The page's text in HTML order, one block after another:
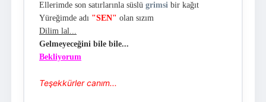
Ellerimde son satırlarınla süslü grimsi bir kağıt
Yüreğimde adı "SEN" olan sızım
Dilim lal...
Gelmeyeceğini bile bile...
Bekliyorum
Teşekkürler canım...